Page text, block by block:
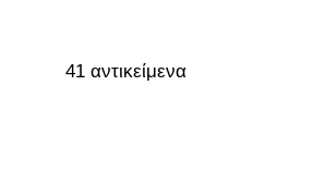
41 αντικείμενα